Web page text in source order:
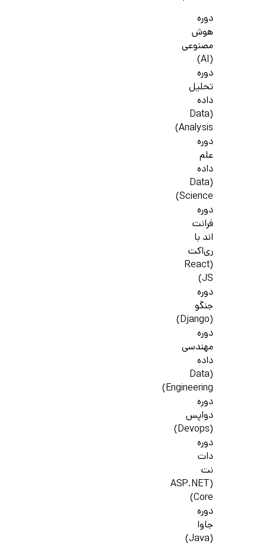
دوره
هوش
مصنوعی
(AI)
دوره
تحلیل
داده
(Data
Analysis)
دوره
علم
داده
(Data
Science)
دوره
فرانت
اند با
ری‌اکت
(React
JS)
دوره
جنگو
(Django)
دوره
مهندسی
داده
(Data
Engineering)
دوره
دواپس
(Devops)
دوره
دات
نت
(ASP.NET
Core)
دوره
جاوا
(Java)